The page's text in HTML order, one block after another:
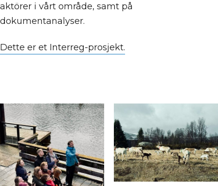
aktörer i vårt område, samt på
dokumentanalyser.
Dette er et Interreg-prosjekt.